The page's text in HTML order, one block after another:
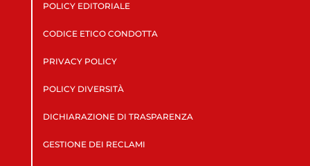
POLICY EDITORIALE
CODICE ETICO CONDOTTA
PRIVACY POLICY
POLICY DIVERSITÀ
DICHIARAZIONE DI TRASPARENZA
GESTIONE DEI RECLAMI